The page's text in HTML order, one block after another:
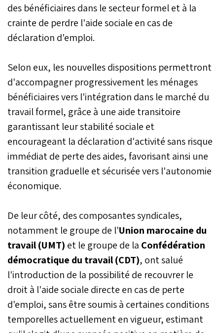
des bénéficiaires dans le secteur formel et à la
crainte de perdre l'aide sociale en cas de
déclaration d'emploi.
Selon eux, les nouvelles dispositions permettront
d'accompagner progressivement les ménages
bénéficiaires vers l'intégration dans le marché du
travail formel, grâce à une aide transitoire
garantissant leur stabilité sociale et
encourageant la déclaration d'activité sans risque
immédiat de perte des aides, favorisant ainsi une
transition graduelle et sécurisée vers l'autonomie
économique.
De leur côté, des composantes syndicales,
notamment le groupe de l'Union marocaine du
travail (UMT) et le groupe de la Confédération
démocratique du travail (CDT), ont salué
l'introduction de la possibilité de recouvrer le
droit à l'aide sociale directe en cas de perte
d'emploi, sans être soumis à certaines conditions
temporelles actuellement en vigueur, estimant